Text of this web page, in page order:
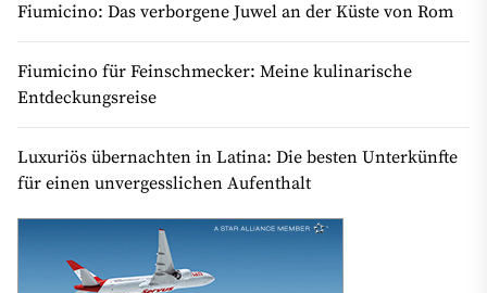
Fiumicino: Das verborgene Juwel an der Küste von Rom
Fiumicino für Feinschmecker: Meine kulinarische
Entdeckungsreise
Luxuriös übernachten in Latina: Die besten Unterkünfte
für einen unvergesslichen Aufenthalt